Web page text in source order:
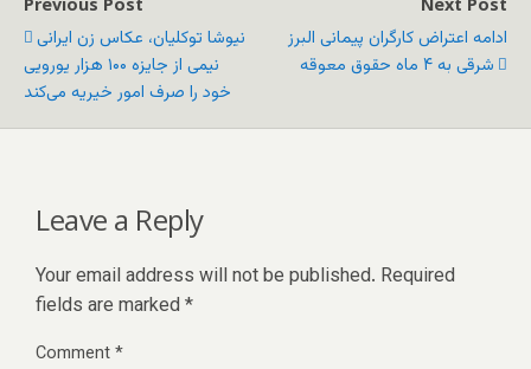
نیوشا توکلیان، عکاس زن ایرانی
نیمی از جایزه ۱۰۰ هزار یورویی
خود را صرف امور خیریه می‌کند
ادامه اعتراض کارگران پیمانی البرز
شرقی به ۴ ماه حقوق معوقه
Leave a Reply
Your email address will not be published. Required
fields are marked *
Comment*